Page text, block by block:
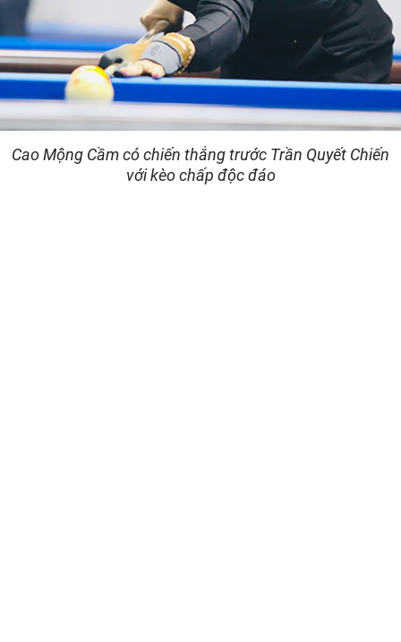
Cao Mộng Cầm có chiến thắng trước Trần Quyết Chiến
với kèo chấp độc đáo